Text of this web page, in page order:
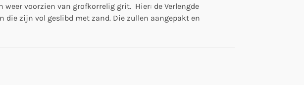
voorzien van grofkorrelig grit. Hier: de Verlengde
die zijn vol geslibd met zand. Die zullen aangepakt en